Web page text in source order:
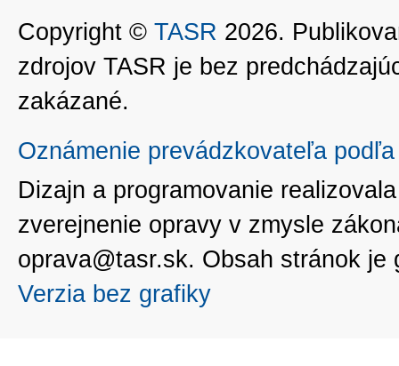
Copyright © TASR 2026.
zdrojov TASR je bez
zakázané.
Oznámenie prevádzkovateľa
Dizajn a programovanie
zverejnenie opravy v zmysle
oprava@tasr.sk. Obsah stránok
Verzia bez grafiky